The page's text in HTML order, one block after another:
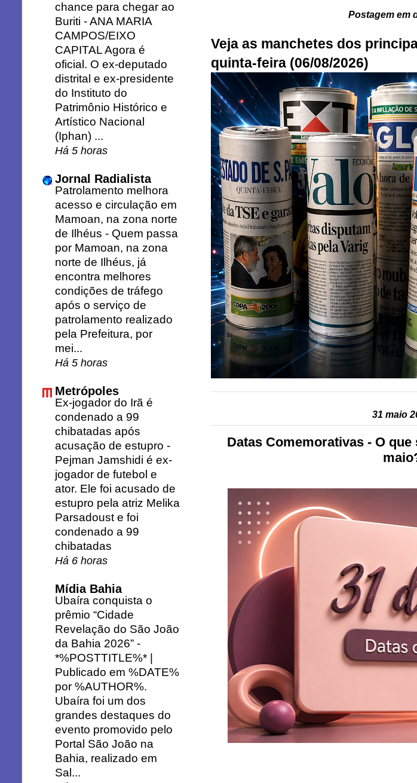
Postagem em
Veja as manchetes dos
quinta-feira (06/08/2026)
31 maio
Datas Comemorativas - O
chance para chegar ao
Buriti -ANA MARIA
CAMPOS/EIXO
CAPITAL Agora é
oficial. O ex-deputado
distrital e ex-presidente
do Instituto do
Patrimônio Histórico e
Artístico Nacional
(Iphan) ...
Há 5 horas
Jornal Radialista
Patrolamento melhora
acesso e circulação em
Mamoan, na zona norte
de Ilhéus - Quem passa
por Mamoan, na zona
norte de Ilhéus, já
encontra melhores
condições de tráfego
após o serviço de
patrolamento realizado
pela Prefeitura, por
mei...
Há 5 horas
Metrópoles
Ex-jogador do Irã é
condenado a 99
chibatadas após
acusação de estupro -
Pejman Jamshidi é ex-
jogador de futebol e
ator. Ele foi acusado de
estupro pela atriz Melika
Parsadoust e foi
condenado a 99
chibatadas
Há 6 horas
Mídia Bahia
Ubaíra conquista o
prêmio “Cidade
Revelação do São João
da Bahia 2026” -
*%POSTTITLE%* |
Publicado em %DATE%
por %AUTHOR%.
Ubaíra foi um dos
grandes destaques do
evento promovido pelo
Portal São João na
Bahia, realizado em
Sal...